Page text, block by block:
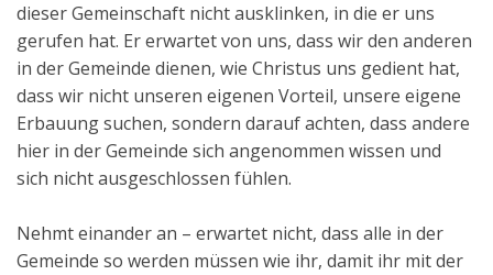
dieser Gemeinschaft nicht ausklinken, in die er uns
gerufen hat. Er erwartet von uns, dass wir den anderen
in der Gemeinde dienen, wie Christus uns gedient hat,
dass wir nicht unseren eigenen Vorteil, unsere eigene
Erbauung suchen, sondern darauf achten, dass andere
hier in der Gemeinde sich angenommen wissen und
sich nicht ausgeschlossen fühlen.
Nehmt einander an – erwartet nicht, dass alle in der
Gemeinde so werden müssen wie ihr, damit ihr mit der